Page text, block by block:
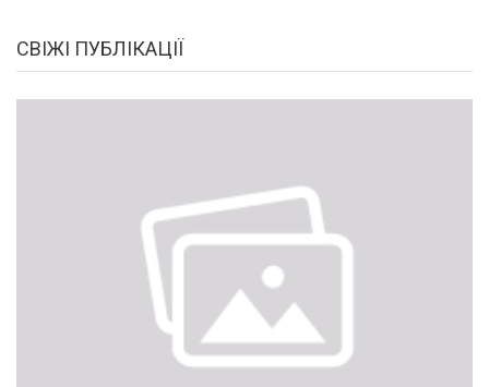
СВІЖІ ПУБЛІКАЦІЇ